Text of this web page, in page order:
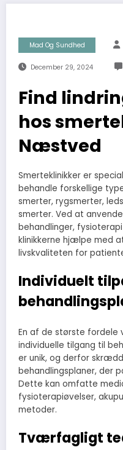
Mad Og Sundhed
December 29, 2024
Find
hos
Næstved
Smerteklinikker er
behandle forskellige
smerter, rygsmerter,
smerter. Ved at
behandlinger,
klinikkerne hjælpe med
livskvaliteten for
Individuelt
En af de største fordele
individuelle tilgang til
er unik, og derfor
behandlingsplaner, der
Dette kan omfatte
fysioterapiøvelser,
metoder.
Tværfagligt